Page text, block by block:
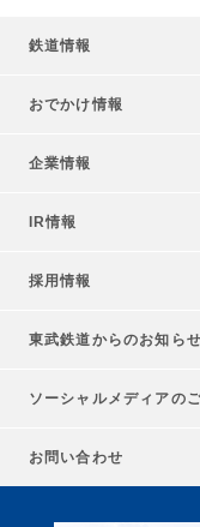
鉄道情報
おでかけ情報
企業情報
IR情報
採用情報
東武鉄道からのお知ら
ソーシャルメディアの
お問い合わせ